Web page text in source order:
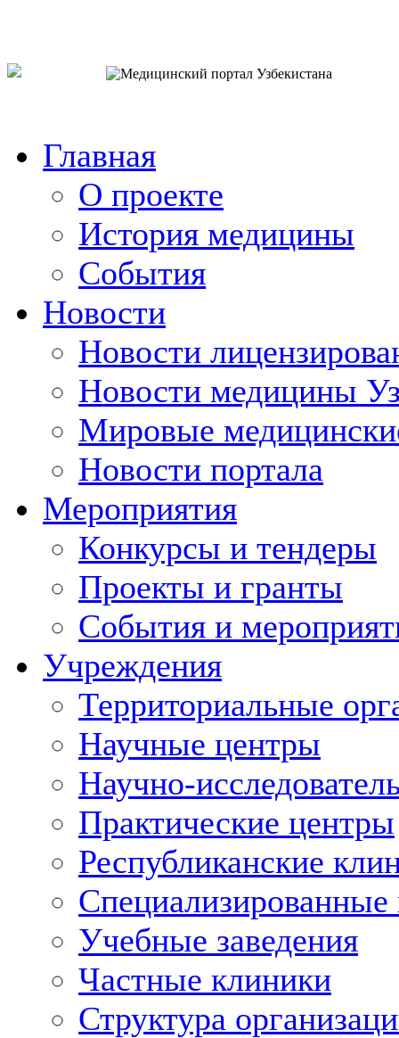
Главная
О проекте
История медицины
События
Новости
Новости
Новости медицины
Мировые
Новости портала
Мероприятия
Конкурсы и тендеры
Проекты и гранты
События и
Учреждения
Территориальные
Научные центры
Научно-
Практические центры
Республиканские
Учебные заведения
Частные клиники
Структура